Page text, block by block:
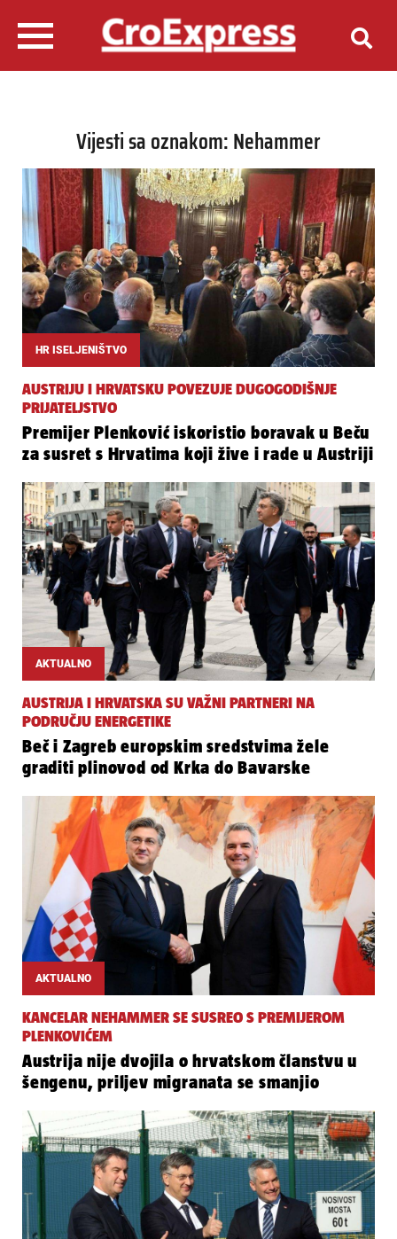
Vijesti sa oznakom: Nehammer
HR ISELJENIŠTVO
AUSTRIJU I HRVATSKU POVEZUJE DUGOGODIŠNJE
PRIJATELJSTVO
Premijer Plenković iskoristio boravak u Beču
za susret s Hrvatima koji žive i rade u Austriji
AKTUALNO
AUSTRIJA I HRVATSKA SU VAŽNI PARTNERI NA
PODRUČJU ENERGETIKE
Beč i Zagreb europskim sredstvima žele
graditi plinovod od Krka do Bavarske
AKTUALNO
KANCELAR NEHAMMER SE SUSREO S PREMIJEROM
PLENKOVIĆEM
Austrija nije dvojila o hrvatskom članstvu u
šengenu, priljev migranata se smanjio